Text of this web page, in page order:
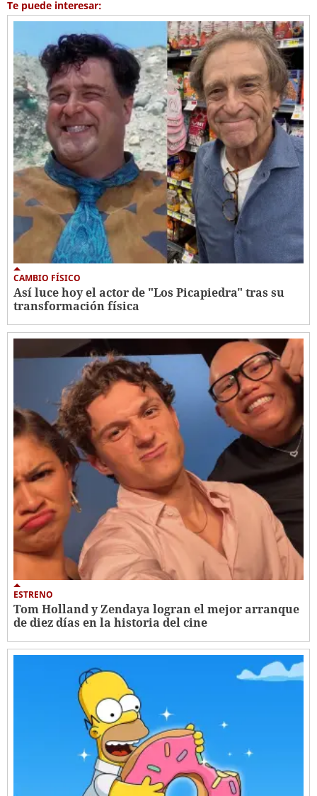
Te puede interesar:
CAMBIO FÍSICO
Así luce hoy el actor de "Los Picapiedra" tras su
transformación física
ESTRENO
Tom Holland y Zendaya logran el mejor arranque
de diez días en la historia del cine